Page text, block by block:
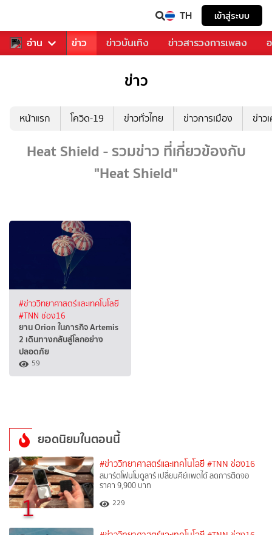
TH เข้าสู่ระบบ
อ่าน
คุณ กีฬา ข่าว ข่าวบันเทิง ข่าวสารวงการเพลง
ข่าว
หน้าแรก โควิด-19 ข่าวทั่วไทย ข่าวการเมือง ข่าว
Heat Shield - รวมข่าว ที่เกี่ยวข้องกับ
"Heat Shield"
#ข่าววิทยาศาสตร์และเทคโนโลยี
#TNN ช่อง16
ยาน Orion ในภารกิจ Artemis
2 เดินทางกลับสู่โลกอย่าง
ปลอดภัย
59
ยอดนิยมในตอนนี้
1
#ข่าววิทยาศาสตร์และเทคโนโลยี #TNN ช่อง16
สมาร์ตโฟนโมดูลาร์ เปลี่ยนคีย์แพดได้ ลดการติดจอ
ราคา 9,900 บาท
229